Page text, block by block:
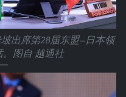
出席第28届东盟—日本领
。图自 越通社